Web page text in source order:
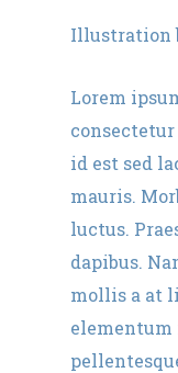
Illustration
Lorem
id est sed
mauris.
luctus.
dapibus.
mollis a at